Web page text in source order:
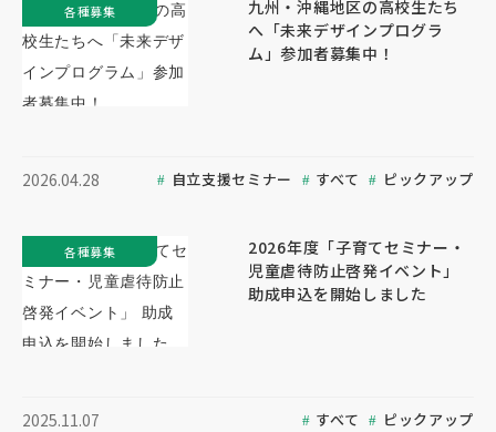
九州・沖縄地区の高校生たち
へ「未来デザインプログラ
ム」参加者募集中！
2026.04.28 自立支援セミナー すべて ピックアップ
各種募集
2026年度「子育てセミナー・
児童虐待防止啓発イベント」
助成申込を開始しました
2025.11.07 すべて ピックアップ
各種募集